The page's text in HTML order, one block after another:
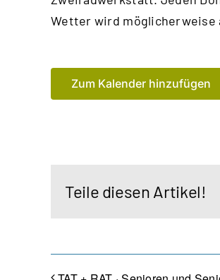
Wetter wird möglicherweise
Zum Kalender hinzufügen
Teile diesen Artikel!